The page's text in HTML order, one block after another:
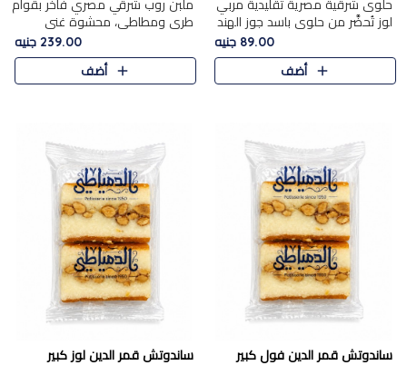
حلوى شرقية مصرية تقليدية مربي
لوز تُحضَّر من حلوى باسد جوز الهند
بقوام طري ومذاق غني، وتُزين
وتغطاه بقطع اللوز الفاخر التي
تضيف لمسة مميزة م..
89.00 جنيه
أضف
ملبن روب شرقي مصري فاخر بقوام
طري ومطاطي، محشوة غني
بسخاء بقطع عين الجمل واللوز
الفاخر التي تضيف قرمشة مميزة
ومرضية ونكهة ناتي غنية في كل
239.00 جنيه
أضف
ساندوتش قمر الدين فول كبير ساندوتش قمر الدين لوز كبير